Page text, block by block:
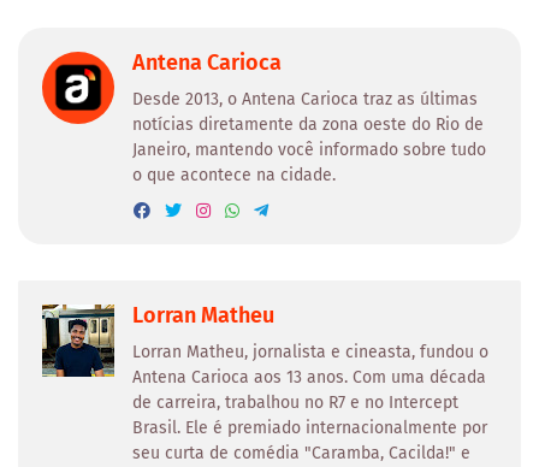
Antena Carioca
Desde 2013, o Antena Carioca traz as últimas
notícias diretamente da zona oeste do Rio de
Janeiro, mantendo você informado sobre tudo
o que acontece na cidade.
Lorran Matheu
Lorran Matheu, jornalista e cineasta, fundou o
Antena Carioca aos 13 anos. Com uma década
de carreira, trabalhou no R7 e no Intercept
Brasil. Ele é premiado internacionalmente por
seu curta de comédia "Caramba, Cacilda!" e